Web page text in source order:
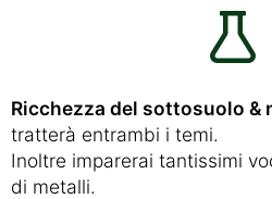
Ricchezza del sottosuolo &
tratterà entrambi i temi.
Inoltre imparerai tantissimi
di metalli.